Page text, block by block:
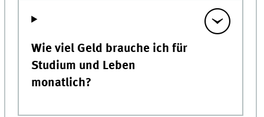
Wie viel Geld brauche ich für
Studium und Leben
monatlich?